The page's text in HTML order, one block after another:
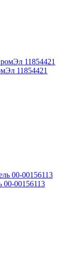
11854421
00156113